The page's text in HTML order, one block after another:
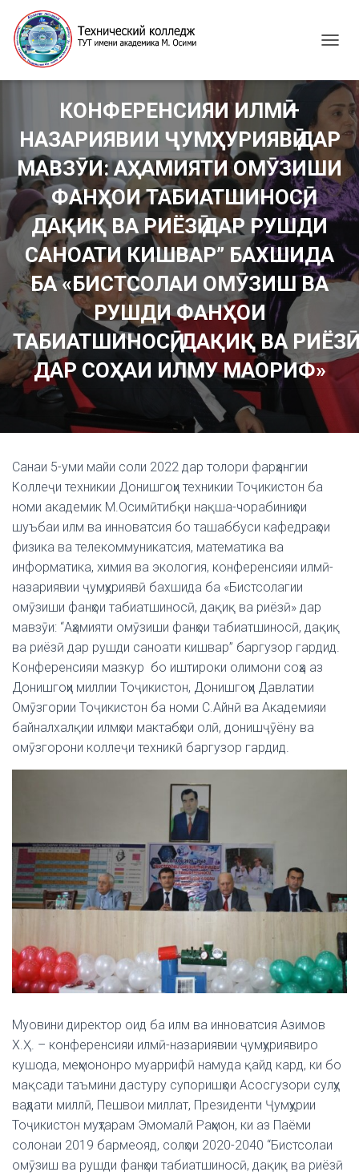
G
G
L
N
A
V
I
G
A
I
O
N
КОНФЕРЕНСИЯИ ИЛМӢ –
НАЗАРИЯВИИ ҶУМҲУРИЯВӢ ДАР
МАВЗӮИ: АҲАМИЯТИ ОМӮЗИШИ
ФАНҲОИ ТАБИАТШИНОСӢ,
ДАҚИҚ ВА РИЁЗӢ ДАР РУШДИ
САНОАТИ КИШВАР” БАХШИДА
БА «БИСТСОЛАИ ОМӮЗИШ ВА
РУШДИ ФАНҲОИ
ТАБИАТШИНОСӢ, ДАҚИҚ ВА РИЁЗӢ
ДАР СОҲАИ ИЛМУ МАОРИФ»
Санаи 5-уми майи соли 2022 дар толори фарҳангии
Коллеҷи техникии Донишгоҳи техникии Тоҷикистон ба
номи академик М.Осимӣтибқи нақша-чорабиниҳои
шуъбаи илм ва инноватсия бо ташаббуси кафедраҳои
физика ва телекоммуникатсия, математика ва
информатика, химия ва экология, конференсияи илмӣ-
назариявии ҷумҳуриявӣ бахшида ба «Бистсолагии
омӯзиши фанҳои табиатшиносӣ, дақиқ ва риёзӣ» дар
мавзӯи: “Аҳамияти омӯзиши фанҳои табиатшиносӣ, дақиқ
ва риёзӣ дар рушди саноати кишвар” баргузор гардид.
Конференсияи мазкур бо иштироки олимони соҳа аз
Донишгоҳи миллии Тоҷикистон, Донишгоҳи Давлатии
Омӯзгории Тоҷикистон ба номи С.Айнӣ ва Академияи
байналхалқии илмҳои мактабҳои олӣ, донишҷӯёну ва
омӯзгорони коллеҷи техникӣ баргузор гардид.
Муовини директор оид ба илм ва инноватсия Азимов
Х.Ҳ. – конференсияи илмӣ-назариявии ҷумҳуриявиро
кушода, меҳмононро муаррифӣ намуда қайд кард, ки бо
мақсади таъмини дастуру супоришҳои Асосгузори сулҳу
ваҳдати миллӣ, Пешвои миллат, Президенти Ҷумҳурии
Тоҷикистон муҳтарам Эмомалӣ Раҳмон, ки аз Паёми
солонаи 2019 бармеояд, солҳои 2020-2040 “Бистсолаи
омӯзиш ва рушди фанҳои табиатшиносӣ, дақиқ ва риёзӣ